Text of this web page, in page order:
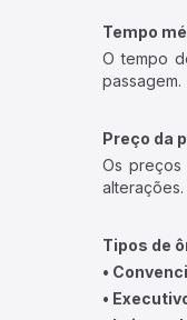
Tempo
O tempo
passagem.
Preço da
Os
alterações.
Tipos de
•
•